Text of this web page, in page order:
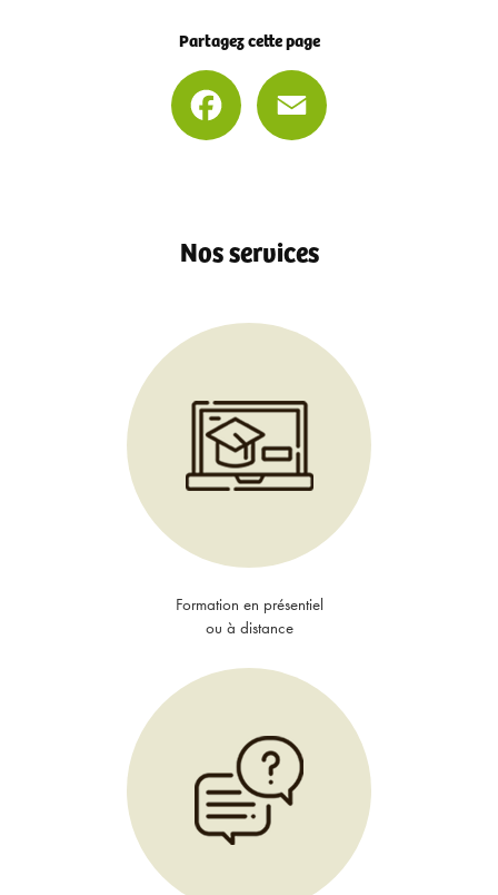
Partagez cette page
Facebook
Nos services
Formation en présentiel
ou à distance